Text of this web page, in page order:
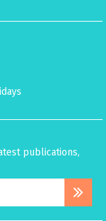
publications,